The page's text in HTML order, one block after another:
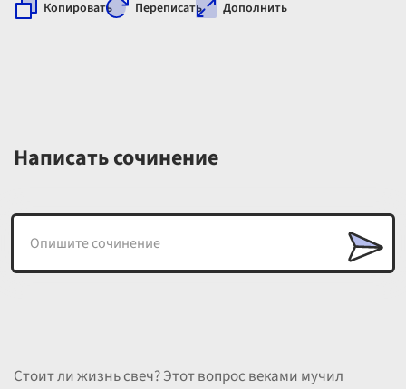
Копировать Переписать Дополнить
Написать сочинение
Стоит ли жизнь свеч? Этот вопрос веками мучил